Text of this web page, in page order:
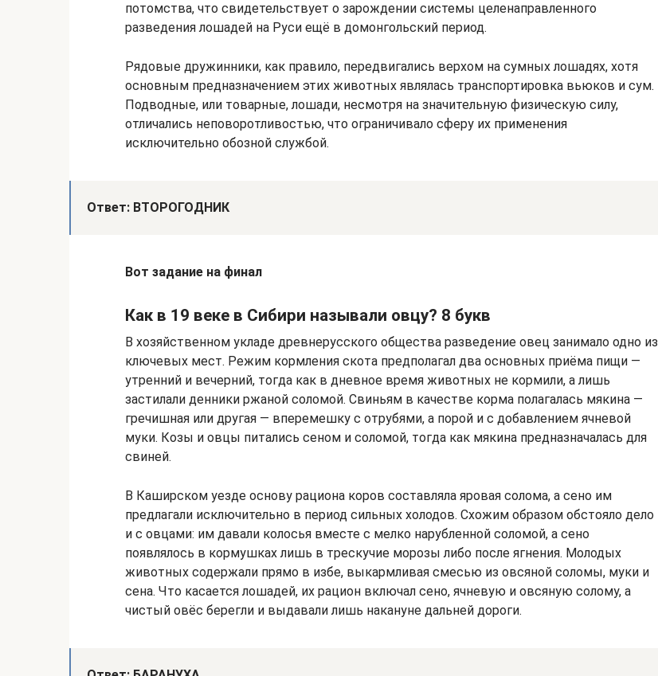
потомства, что свидетельствует о зарождении системы целенаправленного
разведения лошадей на Руси ещё в домонгольский период.
Рядовые дружинники, как правило, передвигались верхом на сумных лошадях, хотя
основным предназначением этих животных являлась транспортировка вьюков и сум.
Подводные, или товарные, лошади, несмотря на значительную физическую силу,
отличались неповоротливостью, что ограничивало сферу их применения
исключительно обозной службой.
Ответ: ВТОРОГОДНИК
Вот задание на финал
Как в 19 веке в Сибири называли овцу? 8 букв
В хозяйственном укладе древнерусского общества разведение овец занимало одно из
ключевых мест. Режим кормления скота предполагал два основных приёма пищи —
утренний и вечерний, тогда как в дневное время животных не кормили, а лишь
застилали денники ржаной соломой. Свиньям в качестве корма полагалась мякина —
гречишная или другая — вперемешку с отрубями, а порой и с добавлением ячневой
муки. Козы и овцы питались сеном и соломой, тогда как мякина предназначалась для
свиней.
В Каширском уезде основу рациона коров составляла яровая солома, а сено им
предлагали исключительно в период сильных холодов. Схожим образом обстояло дело
и с овцами: им давали колосья вместе с мелко нарубленной соломой, а сено
появлялось в кормушках лишь в трескучие морозы либо после ягнения. Молодых
животных содержали прямо в избе, выкармливая смесью из овсяной соломы, муки и
сена. Что касается лошадей, их рацион включал сено, ячневую и овсяную солому, а
чистый овёс берегли и выдавали лишь накануне дальней дороги.